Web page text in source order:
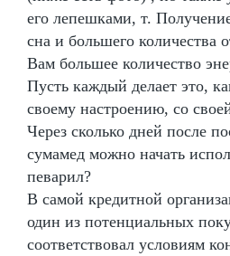
его лепешками, т.
сна и большего количества
Вам большее количество
Пусть каждый делает это,
своему настроению, со
Через сколько дней после
сумамед можно начать
певарил?
В самой кредитной
один из потенциальных
соответствовал условиям